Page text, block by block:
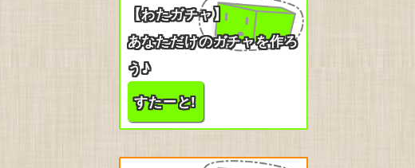
【わたガチャ】
あなただけのガチャを作ろ
う♪
すたーと!